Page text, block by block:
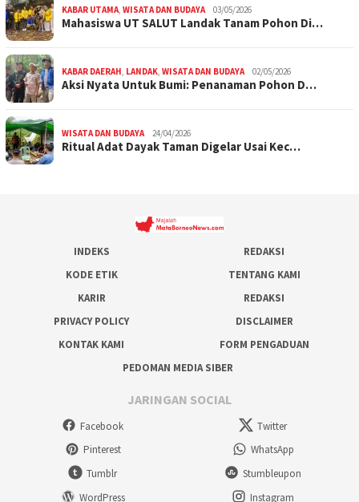
KABAR UTAMA WISATA DAN BUDAYA 03/05/2026
Mahasiswa UT SALUT Landak Tanam Pohon Di…
KABAR DAERAH LANDAK WISATA DAN BUDAYA 02/05/2026
Aksi Nyata Untuk Bumi: Penanaman Pohon D…
WISATA DAN BUDAYA 24/04/2026
Ritual Adat Dayak Taman Digelar Usai Kec…
INDEKS
REDAKSI
KODE ETIK
TENTANG KAMI
KARIR
REDAKSI
PRIVACY POLICY
DISCLAIMER
KONTAK KAMI
FORM PENGADUAN
PEDOMAN MEDIA SIBER
JARINGAN SOCIAL
Facebook
Twitter
Pinterest
WhatsApp
Tumblr
Stumbleupon
WordPress
Instagram